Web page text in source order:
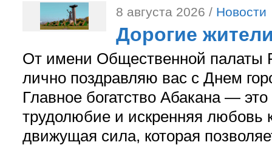
8 августа 2026 / Новости
Дорогие
От имени Общественной палаты
лично поздравляю вас с Днем
Главное богатство Абакана —
трудолюбие и искренняя любовь
движущая сила, которая